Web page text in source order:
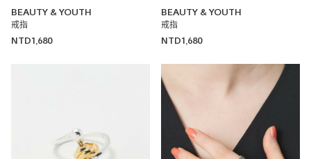
BEAUTY & YOUTH
戒指
NTD1,680
BEAUTY & YOUTH
戒指
NTD1,680